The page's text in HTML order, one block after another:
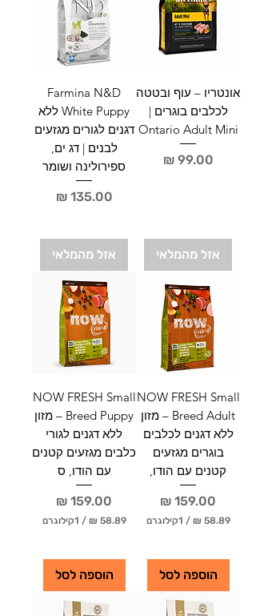
אונטריו – עוף ובטטה
לכלבים בוגרים |
Ontario Adult Mini
מחיר
אזל מהמלאי
Farmina N&D
White Puppy ללא
דגנים לגורים מגזעים
לבנים | דג ים,
ספירולינה ושומר
מחיר
אזל מהמלאי
NOW FRESH Small
Breed Adult – מזון
ללא דגנים לכלבים
בוגרים מגזעים
קטנים עם הודו,
מחיר
‏58.89 ‏₪
/ 1קילוגרם
8
.
הוספה לסל
NOW FRESH Small
Breed Puppy – מזון
ללא דגנים לגורי
כלבים מגזעים קטנים
עם הודו, ס
מחיר
‏58.89 ‏₪
/ 1קילוגרם
8
.
הוספה לסל